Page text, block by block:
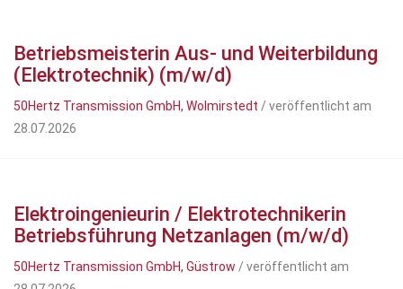
Betriebsmeisterin Aus- und Weiterbildung
(Elektrotechnik) (m/w/d)
50Hertz Transmission GmbH, Wolmirstedt / veröffentlicht am
28.07.2026
Elektroingenieurin / Elektrotechnikerin
Betriebsführung Netzanlagen (m/w/d)
50Hertz Transmission GmbH, Güstrow / veröffentlicht am